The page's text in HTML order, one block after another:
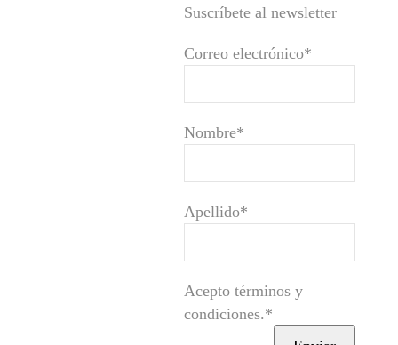
Suscríbete al newsletter
Correo electrónico*
Nombre*
Apellido*
Acepto términos y
condiciones.*